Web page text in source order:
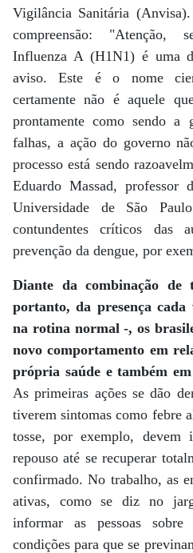
Vigilância Sanitária
compreensão: "Atenção,
Influenza A (H1N1) é uma
aviso. Este é o nome
certamente não é aquele
prontamente como sendo a
falhas, a ação do governo
processo está sendo
Eduardo Massad, professor
Universidade de São
contundentes críticos das
prevenção da dengue, por
Diante da combinação de
portanto, da presença
na rotina normal -, os
novo comportamento em
própria saúde e também
As primeiras ações se dão
tiverem sintomas como febre
tosse, por exemplo,
repouso até se recuperar
confirmado. No trabalho, as
ativas, como se diz no
informar as pessoas
condições para que se